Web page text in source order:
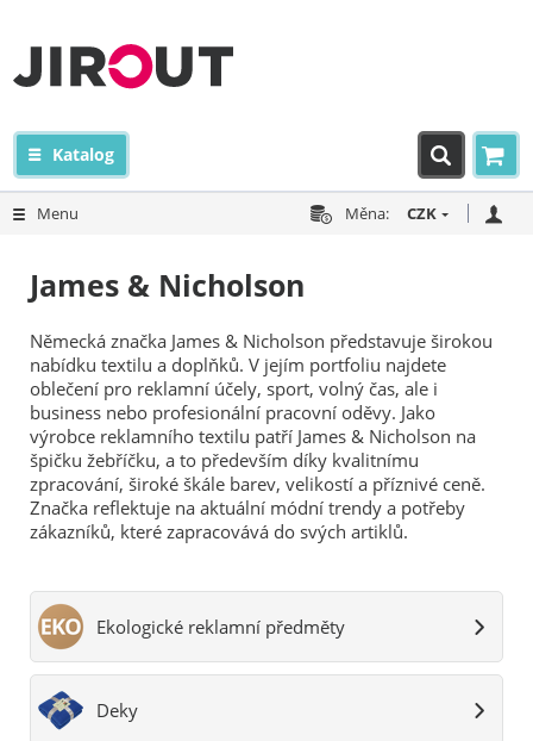
Katalog
Menu Měna: CZK
James & Nicholson
Německá značka James & Nicholson představuje širokou
nabídku textilu a doplňků. V jejím portfoliu najdete
oblečení pro reklamní účely, sport, volný čas, ale i
business nebo profesionální pracovní oděvy. Jako
výrobce reklamního textilu patří James & Nicholson na
špičku žebříčku, a to především díky kvalitnímu
zpracování, široké škále barev, velikostí a příznivé ceně.
Značka reflektuje na aktuální módní trendy a potřeby
zákazníků, které zapracovává do svých artiklů.
Ekologické reklamní předměty
Deky